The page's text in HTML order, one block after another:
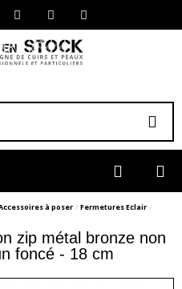
à poser Fermetures Eclair
zip métal bronze non
foncé - 18 cm